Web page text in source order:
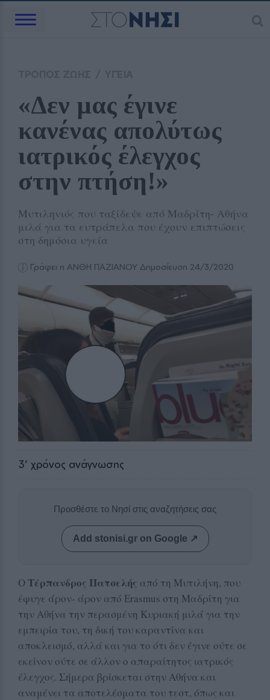
«Δεν μας έγινε
κανένας απολύτως
ιατρικός έλεγχος
στην πτήση!»
Μυτιληνιός που ταξίδεψε από Μαδρίτη- Αθήνα
μιλά για τα ευτράπελα που έχουν επιπτώσεις
στη δημόσια υγεία
Γράφει η ΑΝΘΗ ΠΑΖΙΑΝΟΥ Δημοσίευση 24/3/2020
3' χρόνος ανάγνωσης
Προσθέστε το Νησί στις αναζητήσεις σας
Add stonisi.gr on Google ↗
Ο Τέρπανδρος Πατσελής από τη Μυτιλήνη, που
έφυγε άρον- άρον από Erasmus στη Μαδρίτη για
την Αθήνα την περασμένη Κυριακή μιλά για την
εμπειρία του, τη δική του καραντίνα και
αποκλεισμό, αλλά και για το ότι δεν έγινε ούτε σε
εκείνον ούτε σε άλλον ο απαραίτητος ιατρικός
έλεγχος. Σήμερα βρίσκεται στην Αθήνα και
αναμένει τα αποτελέσματα του τεστ, όπως και